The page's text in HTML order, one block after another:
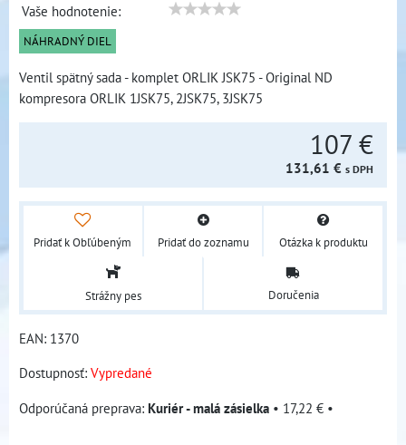
Vaše hodnotenie:
NÁHRADNÝ DIEL
Ventil spätný sada - komplet ORLIK JSK75 - Original ND
kompresora ORLIK 1JSK75, 2JSK75, 3JSK75
107 €
131,61 € s DPH
Pridať k Obľúbeným Pridať do zoznamu Otázka k produktu
Strážny pes Doručenia
EAN: 1370
Dostupnosť: Vypredané
Kuriér - malá zásielka • 17,22 € •